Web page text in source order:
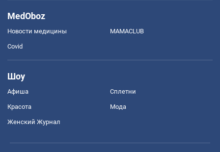
MedOboz
Новости медицины MAMACLUB
Covid
Шоу
Афиша Сплетни
Красота Мода
Женский Журнал